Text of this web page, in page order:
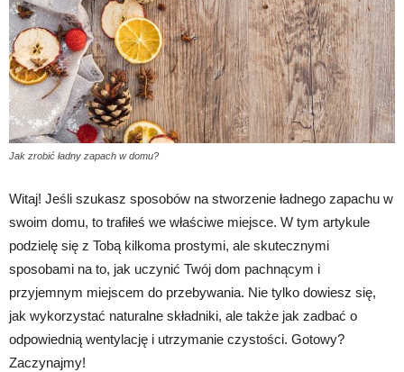
Jak zrobić ładny zapach w domu?
Witaj! Jeśli szukasz sposobów na stworzenie ładnego zapachu w
swoim domu, to trafiłeś we właściwe miejsce. W tym artykule
podzielę się z Tobą kilkoma prostymi, ale skutecznymi
sposobami na to, jak uczynić Twój dom pachnącym i
przyjemnym miejscem do przebywania. Nie tylko dowiesz się,
jak wykorzystać naturalne składniki, ale także jak zadbać o
odpowiednią wentylację i utrzymanie czystości. Gotowy?
Zaczynajmy!